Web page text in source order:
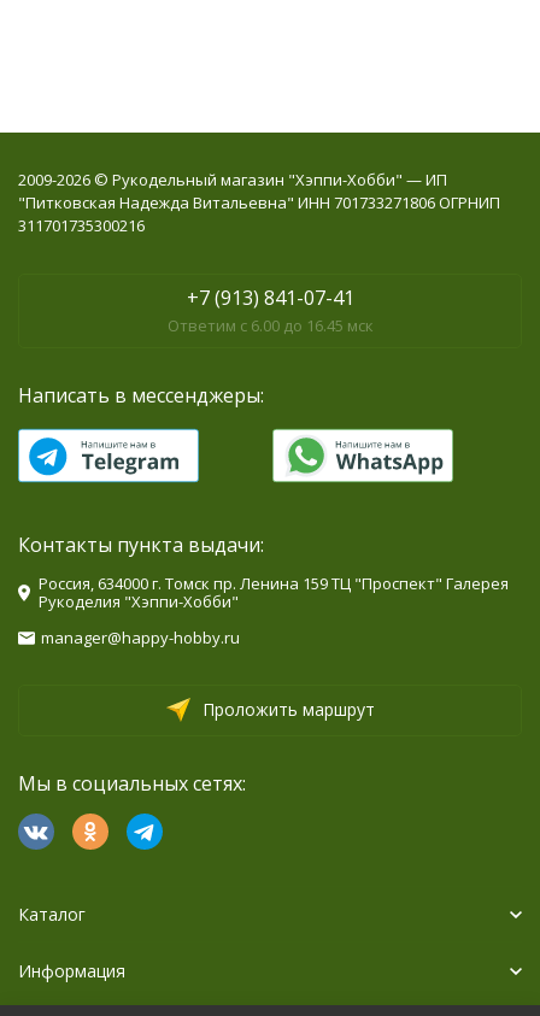
2009-2026 © Рукодельный магазин "Хэппи-Хобби" — ИП
"Питковская Надежда Витальевна" ИНН 701733271806 ОГРНИП
311701735300216
+7 (913) 841-07-41
Ответим с 6.00 до 16.45 мск
Написать в мессенджеры:
Контакты пункта выдачи:
Россия, 634000 г. Томск пр. Ленина 159 ТЦ "Проспект" Галерея
Рукоделия "Хэппи-Хобби"
manager@happy-hobby.ru
Проложить маршрут
Мы в социальных сетях:
Каталог
Информация